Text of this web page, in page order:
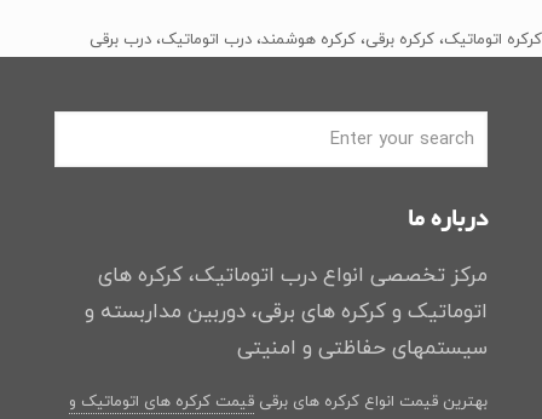
کرکره اتوماتیک، کرکره برقی، کرکره هوشمند، درب اتوماتیک، درب برقی
درباره ما
مرکز تخصصی انواع درب اتوماتیک، کرکره های
اتوماتیک و کرکره های برقی، دوربین مداربسته و
سیستمهای حفاظتی و امنیتی
بهترین قیمت انواع کرکره های برقی قیمت کرکره های اتوماتیک و